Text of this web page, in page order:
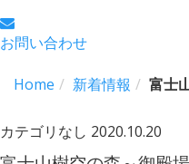
お問い合わせ
Home 新着情報 富士
カテゴリなし 2020.10.20